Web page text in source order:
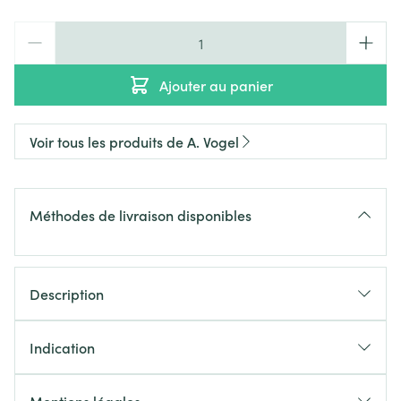
Ajouter au panier
Voir tous les produits de A. Vogel
Méthodes de livraison disponibles
Description
Indication
Aide à maintenir une vision nette
Favorise l'état de l'œil